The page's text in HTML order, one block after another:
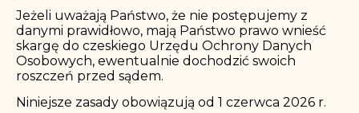
Jeżeli uważają Państwo, że nie postępujemy z
danymi prawidłowo, mają Państwo prawo wnieść
skargę do czeskiego Urzędu Ochrony Danych
Osobowych, ewentualnie dochodzić swoich
roszczeń przed sądem.
Niniejsze zasady obowiązują od 1 czerwca 2026 r.